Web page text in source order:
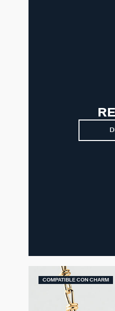
COMPATIBLE CON CHARM